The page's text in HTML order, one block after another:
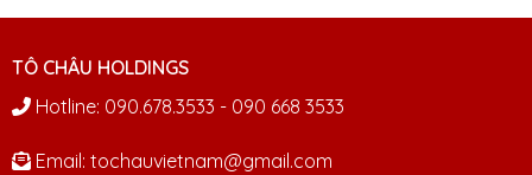
TÔ CHÂU HOLDINGS
Hotline: 090.678.3533 - 090 668 3533
Email: tochauvietnam@gmail.com